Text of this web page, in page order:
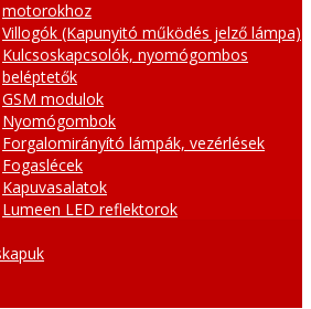
motorokhoz
Villogók (Kapunyitó működés jelző lámpa)
Kulcsoskapcsolók, nyomógombos
beléptetők
GSM modulok
Nyomógombok
Forgalomirányító lámpák, vezérlések
Fogaslécek
Kapuvasalatok
Lumeen LED reflektorok